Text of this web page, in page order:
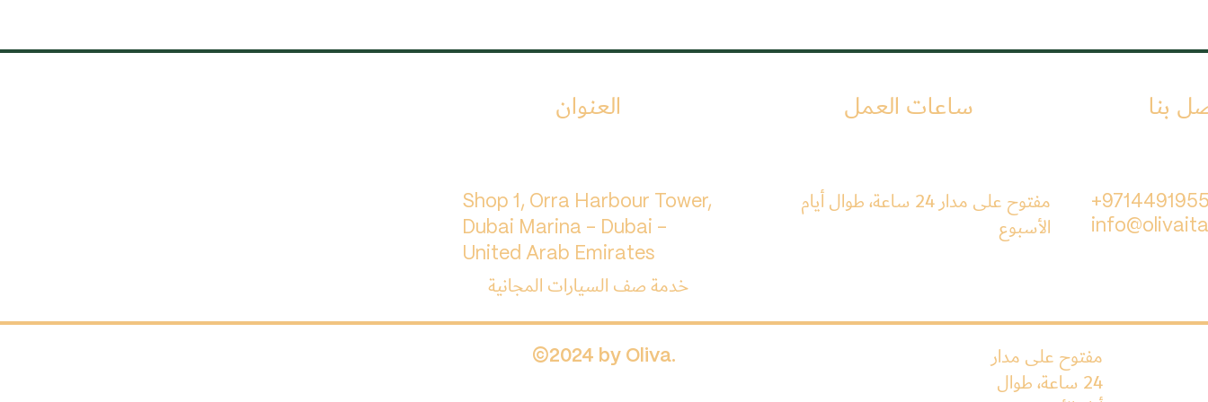
العنوان
Shop 1, Orra Harbour Tower,
Dubai Marina - Dubai -
United Arab Emirates
ساعات العمل بنا
مفتوح على مدار 24 ساعة، طوال أيام
الأسبوع
©2024 by Oliva.
خدمة صف السيارات المجانية
مفتوح على مدار
24 ساعة، طوال